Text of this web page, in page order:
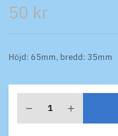
50 kr
Höjd: 65mm, bredd: 35mm